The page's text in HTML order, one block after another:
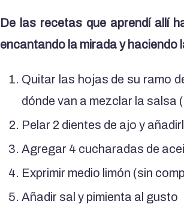
De las recetas que aprendí allí
encantando la mirada y haciendo
Quitar las hojas de su ramo
dónde van a mezclar la salsa
Pelar 2 dientes de ajo y
Agregar 4 cucharadas de
Exprimir medio limón (sin
Añadir sal y pimienta al gusto